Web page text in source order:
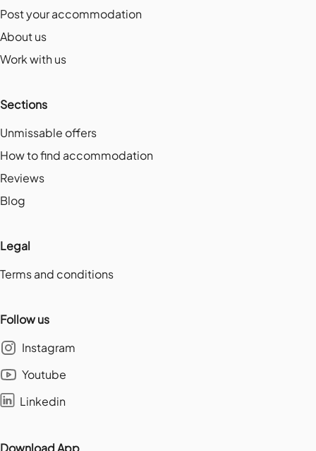
Post your accommodation
About us
Work with us
Sections
Unmissable offers
How to find accommodation
Reviews
Blog
Legal
Terms and conditions
Follow us
Instagram
Youtube
Linkedin
Download App